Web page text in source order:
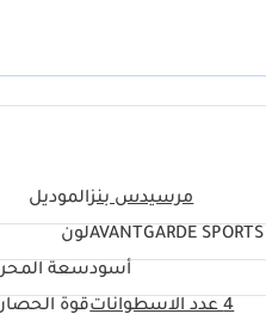
مرسيدس بنزالموديل
AVANTGARDE SPORTSلون
أسودسعة
4عدد الاسطواناتقوة